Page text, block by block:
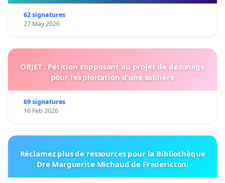
62 signatures
27 May 2026
OBJET : Pétition s’opposant au projet de dézonage
pour l’exploitation d’une sablière
69 signatures
16 Feb 2026
Réclamez plus de ressources pour la Bibliothèque
Dre Marguerite Michaud de Fredericton!